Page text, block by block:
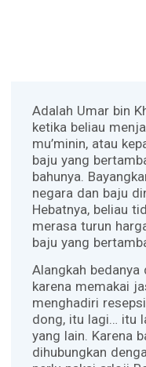
Adalah Umar bin
ketika beliau
mu’minin, atau
baju yang
bahunya.
negara dan baju
Hebatnya, beliau
merasa turun
baju yang
Alangkah
karena memakai
menghadiri
dong, itu lagi… itu
yang lain. Karena
dihubungkan